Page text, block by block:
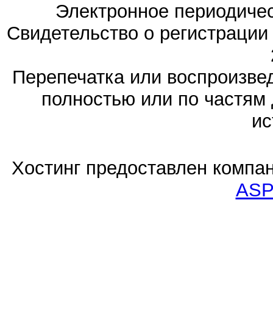
Электронное
Свидетельство о
Перепечатка или
полностью или по частям
Хостинг предоставлен